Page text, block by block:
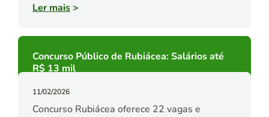
Ler mais>
Concurso Público de Rubiácea: Salários até
R$ 13 mil
11/02/2026
Concurso Rubiácea oferece 22 vagas e